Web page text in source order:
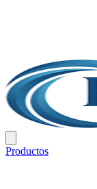
Productos